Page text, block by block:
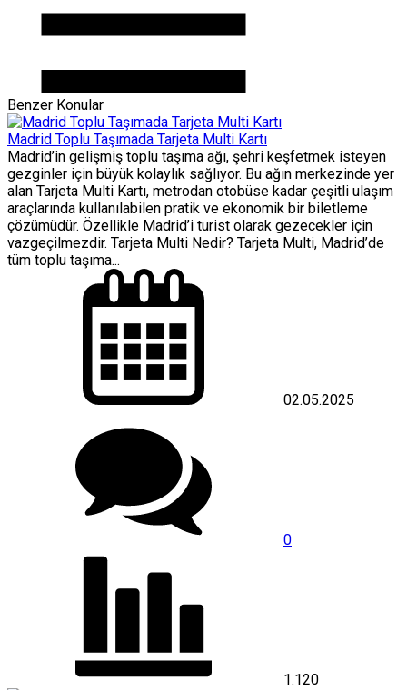
Benzer Konular
Madrid Toplu Taşımada Tarjeta Multi Kartı
Madrid’in gelişmiş toplu taşıma ağı, şehri keşfetmek isteyen
gezginler için büyük kolaylık sağlıyor. Bu ağın merkezinde yer
alan Tarjeta Multi Kartı, metrodan otobüse kadar çeşitli ulaşım
araçlarında kullanılabilen pratik ve ekonomik bir biletleme
çözümüdür. Özellikle Madrid’i turist olarak gezecekler için
vazgeçilmezdir. Tarjeta Multi Nedir? Tarjeta Multi, Madrid’de
tüm toplu taşıma...
02.05.2025
0
1.120